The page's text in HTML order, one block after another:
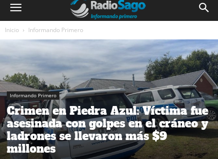
Inicio Informando Primero
Informando Primero
Crimen en Piedra Azul: Víctima fue
asesinada con golpes en el cráneo y
ladrones se llevaron más $9
millones